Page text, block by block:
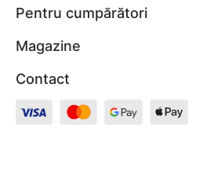
Pentru cumpărători
Magazine
Contact